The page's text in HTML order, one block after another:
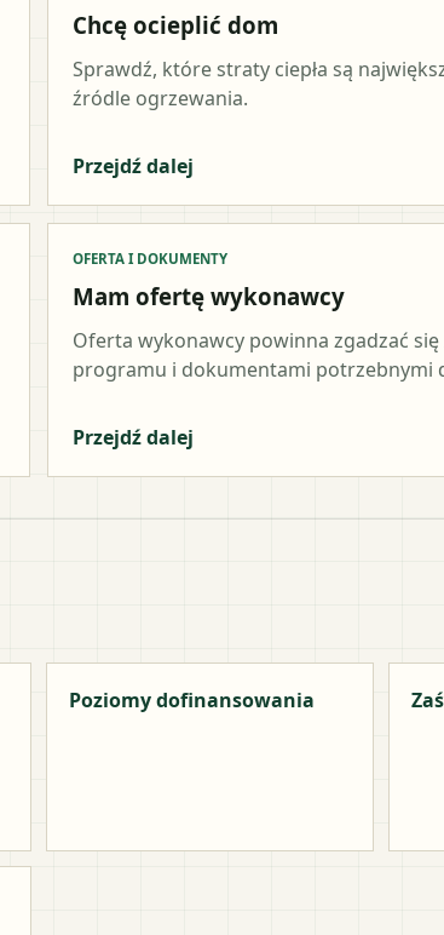
Chcę ocieplić dom
Sprawdź, które straty ciepła są
źródle ogrzewania.
Przejdź dalej
OFERTA I DOKUMENTY
Mam ofertę wykonawcy
Oferta wykonawcy powinna zgadzać
programu i dokumentami potrzebnymi
Przejdź dalej
Poziomy dofinansowania